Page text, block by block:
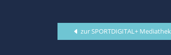
zur SPORTDIGITAL+ Mediathek